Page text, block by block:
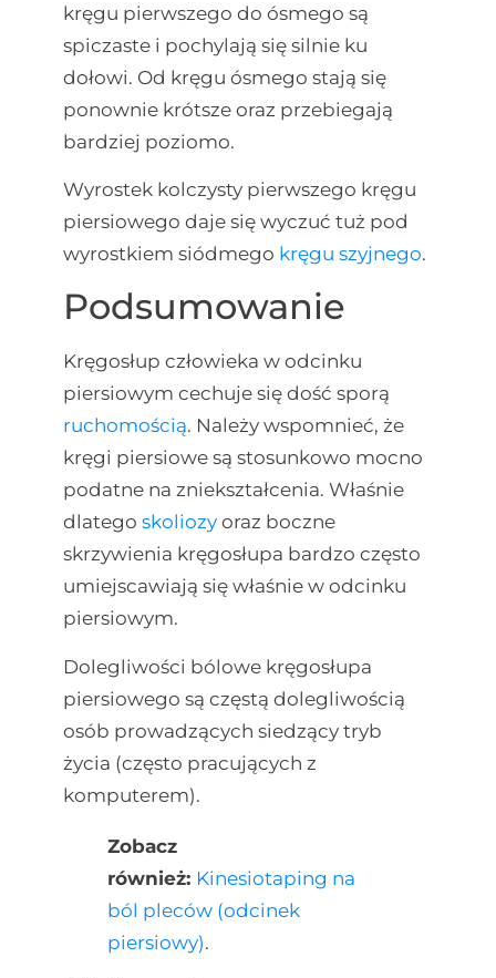
kręgu pierwszego do ósmego są
spiczaste i pochylają się silnie ku
dołowi. Od kręgu ósmego stają się
ponownie krótsze oraz przebiegają
bardziej poziomo.
Wyrostek kolczysty pierwszego kręgu
piersiowego daje się wyczuć tuż pod
wyrostkiem siódmego kręgu szyjnego.
Podsumowanie
Kręgosłup człowieka w odcinku
piersiowym cechuje się dość sporą
ruchomością. Należy wspomnieć, że
kręgi piersiowe są stosunkowo mocno
podatne na zniekształcenia. Właśnie
dlatego skoliozyoraz boczne
skrzywienia kręgosłupa bardzo często
umiejscawiają się właśnie w odcinku
piersiowym.
Dolegliwości bólowe kręgosłupa
piersiowego są częstą dolegliwością
osób prowadzących siedzący tryb
życia (często pracujących z
komputerem).
Zobacz
również: Kinesiotaping na
ból pleców (odcinek
piersiowy).